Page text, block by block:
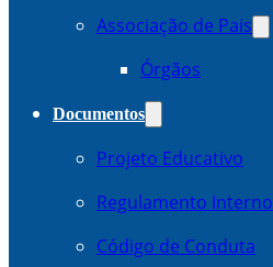
Associação de Pais
Órgãos
Documentos
Projeto Educativo
Regulamento Interno
Código de Conduta